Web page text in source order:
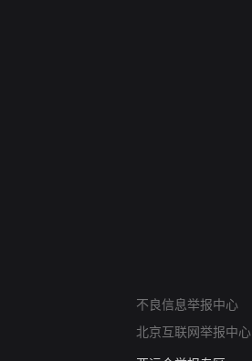
不良信息举报中心
北京互联网举报中心
算法推荐专项举报